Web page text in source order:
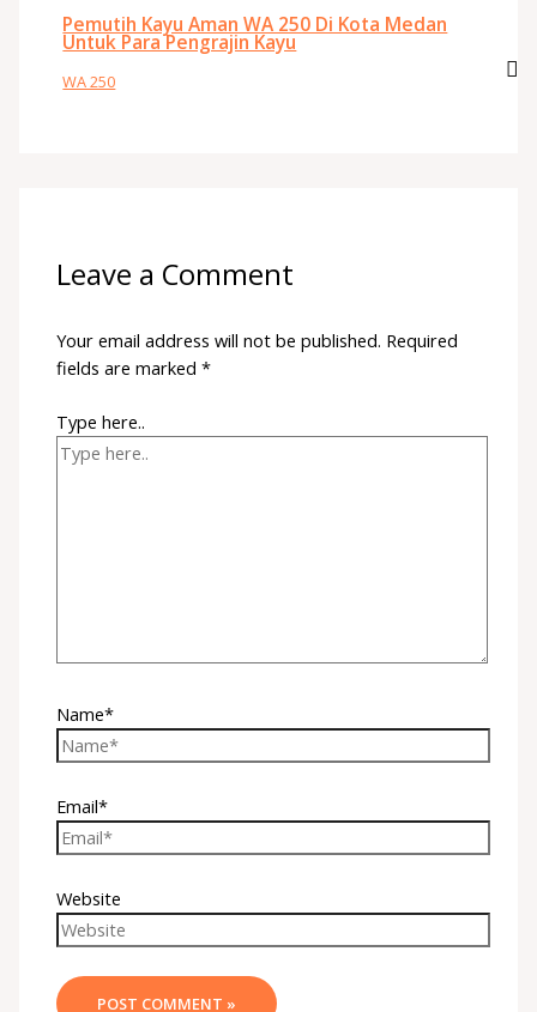
Pemutih Kayu Aman WA 250 Di Kota Medan
Untuk Para Pengrajin Kayu
WA 250
Leave a Comment
Your email address will not be published. Required
fields are marked*
Type here..
Name*
Email*
Website